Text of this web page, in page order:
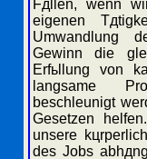
Fдllen, wenn
eigenen
Umwandlung
Gewinn die
Erfьllung von
langsame
beschleunigt
Gesetzen
unsere
des Jobs